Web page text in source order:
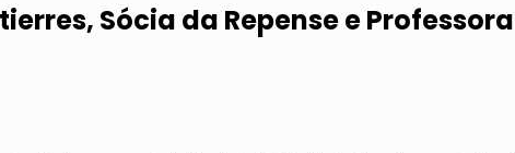
Sócia da Repense e Professora